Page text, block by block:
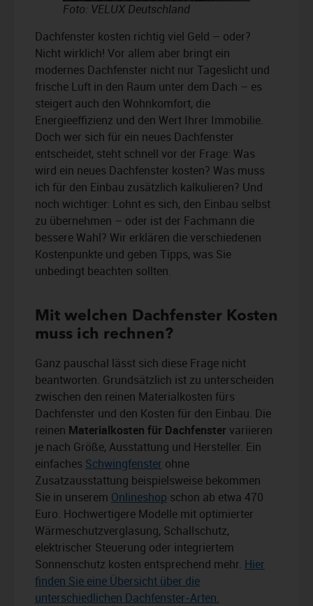
Foto: VELUX Deutschland
Dachfenster kosten richtig viel Geld – oder?
Nicht wirklich! Vor allem aber bringt ein
modernes Dachfenster nicht nur Tageslicht und
frische Luft in den Raum unter dem Dach – es
steigert auch den Wohnkomfort, die
Energieeffizienz und den Wert Ihrer Immobilie.
Doch wer sich für ein neues Dachfenster
entscheidet, steht schnell vor der Frage: Was
wird ein neues Dachfenster kosten? Was muss
ich für den Einbau zusätzlich kalkulieren? Und
noch wichtiger: Lohnt es sich, den Einbau selbst
zu übernehmen – oder ist der Fachmann die
bessere Wahl? Wir erklären die verschiedenen
Kostenpunkte und geben Tipps, was Sie
unbedingt beachten sollten.
Mit welchen Dachfenster Kosten
muss ich rechnen?
Ganz pauschal lässt sich diese Frage nicht
beantworten. Grundsätzlich ist zu unterscheiden
zwischen den reinen Materialkosten fürs
Dachfenster und den Kosten für den Einbau. Die
reinen Materialkosten für Dachfenster variieren
je nach Größe, Ausstattung und Hersteller. Ein
einfaches Schwingfenster ohne
Zusatzausstattung beispielsweise bekommen
Sie in unserem Onlineshop schon ab etwa 470
Euro. Hochwertigere Modelle mit optimierter
Wärmeschutzverglasung, Schallschutz,
elektrischer Steuerung oder integriertem
Sonnenschutz kosten entsprechend mehr. Hier
finden Sie eine Übersicht über die
unterschiedlichen Dachfenster-Arten.